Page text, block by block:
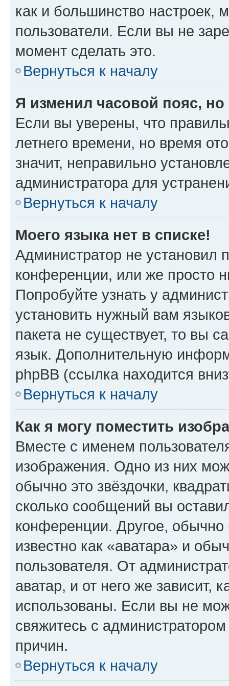
как и большинство настроек,
пользователи. Если вы не
момент сделать это.
Вернуться к началу
Я изменил часовой пояс,
Если вы уверены, что
летнего времени, но время
значит, неправильно
администратора для
Вернуться к началу
Моего языка нет в списке!
Администратор не установил
конференции, или же просто
Попробуйте узнать у
установить нужный вам
пакета не существует, то вы
язык. Дополнительную
phpBB (ссылка находится
Вернуться к началу
Как я могу поместить
Вместе с именем
изображения. Одно из них
обычно это звёздочки,
сколько сообщений вы
конференции. Другое,
известно как «аватара» и
пользователя. От
аватар, и от него же зависит,
использованы. Если вы не
свяжитесь с
причин.
Вернуться к началу